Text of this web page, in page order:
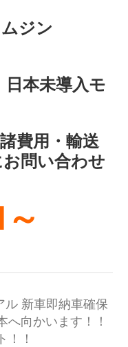
ムジン
本未導入モ
費用・輸送
問い合わせ
ル 新車即納車確保
へ向かいます！！
！！